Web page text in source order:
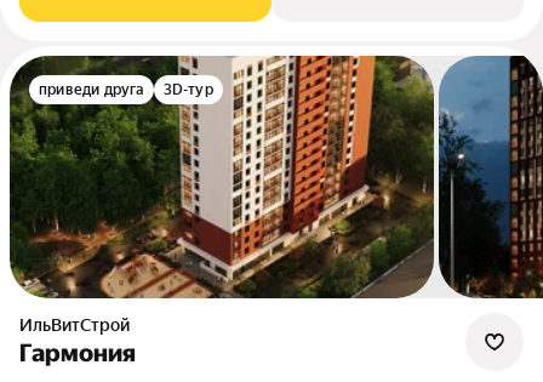
приведи друга 3D-тур
ИльВитСтрой
Гармония